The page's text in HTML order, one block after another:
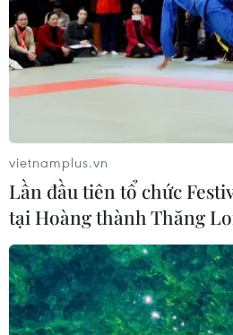
vietnamplus.vn
Lần đầu tiên tổ chức
tại Hoàng thành Thăng